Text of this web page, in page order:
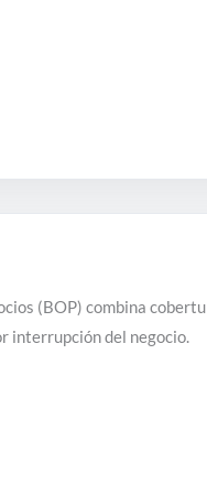
(BOP) combina
interrupción del negocio.